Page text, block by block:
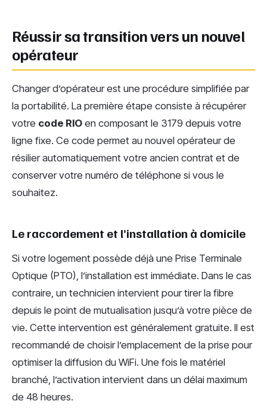
Réussir sa transition vers un nouvel
opérateur
Changer d’opérateur est une procédure simplifiée par
la portabilité. La première étape consiste à récupérer
votre code RIO en composant le 3179 depuis votre
ligne fixe. Ce code permet au nouvel opérateur de
résilier automatiquement votre ancien contrat et de
conserver votre numéro de téléphone si vous le
souhaitez.
Le raccordement et l’installation à domicile
Si votre logement possède déjà une Prise Terminale
Optique (PTO), l’installation est immédiate. Dans le cas
contraire, un technicien intervient pour tirer la fibre
depuis le point de mutualisation jusqu’à votre pièce de
vie. Cette intervention est généralement gratuite. Il est
recommandé de choisir l’emplacement de la prise pour
optimiser la diffusion du WiFi. Une fois le matériel
branché, l’activation intervient dans un délai maximum
de 48 heures.